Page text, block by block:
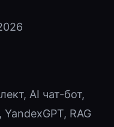
AI чат-бот,
RAG